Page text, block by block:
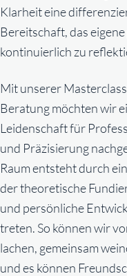
Klarheit eine
Bereitschaft, das
kontinuierlich zu
Mit unserer
Beratung möchten wir
Leidenschaft für
und Präzisierung
Raum entsteht durch
der theoretische
und persönliche
treten. So können wir
lachen, gemeinsam
und es können